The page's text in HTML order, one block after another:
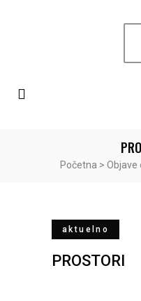
Početna > Objave
aktuelno
PROSTORI